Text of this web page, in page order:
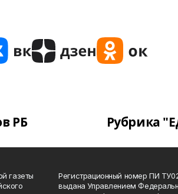
РБ Рубрика
газеты
Регистрационный номер ПИ
выдана Управлением